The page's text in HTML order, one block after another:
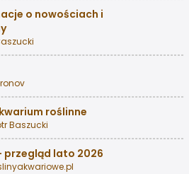
o nowościach i
roślinne
Baszucki
przegląd lato 2026